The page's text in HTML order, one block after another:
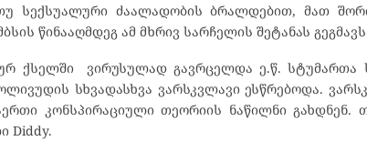
თუ სექსუალური ძაალადობის ბრალდებით, მათ
წინააღმდეგ ამ მხრივ სარჩელის შეტანას
ქსელში ვირუსულად გავრცელდა ე.წ. სტუმართა
სხვადასხვა ვარსკვლავი ესწრებოდა.
კონსპირაციული თეორიის ნაწილნი გახდნენ.
Diddy.